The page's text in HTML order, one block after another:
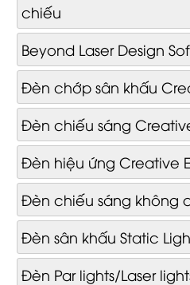
chiếu
Beyond Laser Design
Đèn chớp sân khấu
Đèn chiếu sáng
Đèn hiệu ứng Creative
Đèn chiếu sáng không
Đèn sân khấu Static
Đèn Par lights/Laser